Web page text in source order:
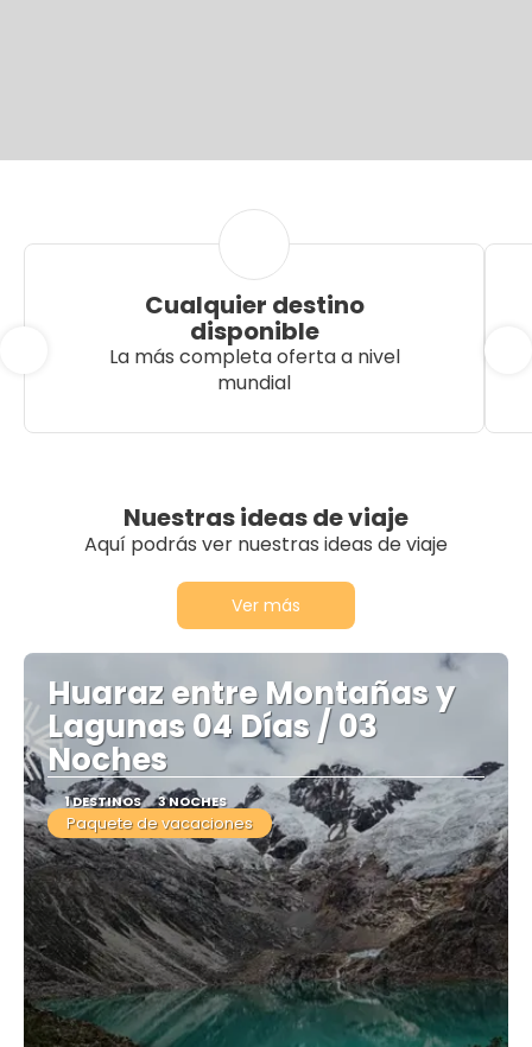
Cualquier destino
disponible
La más completa oferta a nivel
mundial
Nuestras ideas de viaje
Aquí podrás ver nuestras ideas de viaje
Ver más
Huaraz entre Montañas y
Lagunas 04 Días / 03
Noches
1 DESTINOS 3 NOCHES
Paquete de vacaciones